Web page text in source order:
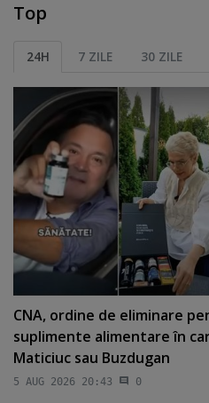
Top
24H 7 ZILE 30 ZILE
CNA, ordine de eliminare
suplimente alimentare în
Maticiuc sau Buzdugan
5 AUG 2026 20:43 0